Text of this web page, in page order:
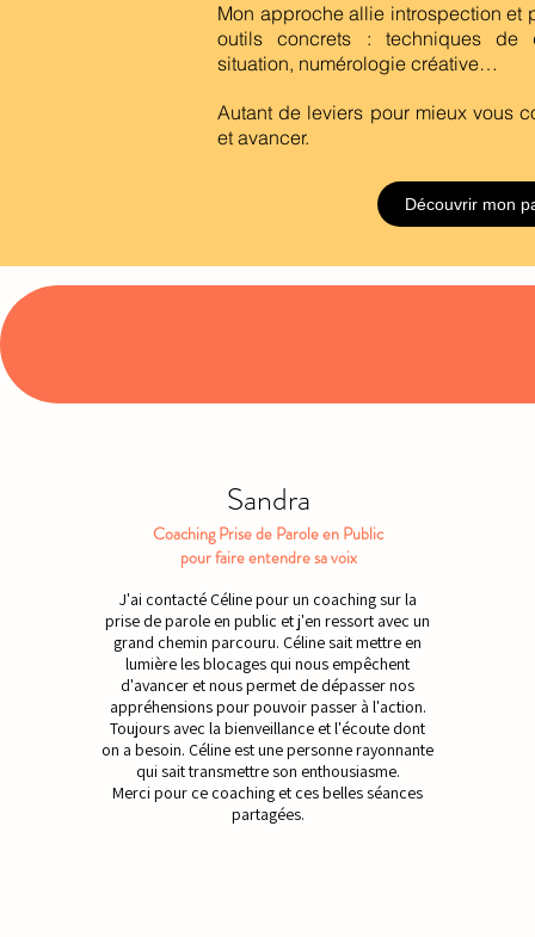
Mon approche allie introspection et
outils concrets : techniques de
situation, numérologie créative…
Autant de leviers pour mieux vous
et avancer.
Découvrir mon
Sandra
Coaching Prise de Parole en Public
pour faire entendre sa voix
J'ai contacté Céline pour un coaching sur la
prise de parole en public et j'en ressort avec un
grand chemin parcouru. Céline sait mettre en
lumière les blocages qui nous empêchent
d'avancer et nous permet de dépasser nos
appréhensions pour pouvoir passer à l'action.
Toujours avec la bienveillance et l'écoute dont
on a besoin. Céline est une personne rayonnante
qui sait transmettre son enthousiasme.
Merci pour ce coaching et ces belles séances
partagées.